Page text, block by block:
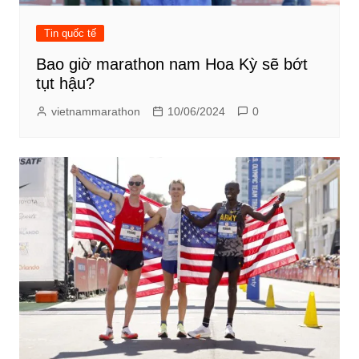
Tin quốc tế
Bao giờ marathon nam Hoa Kỳ sẽ bớt
tụt hậu?
vietnammarathon 10/06/2024 0